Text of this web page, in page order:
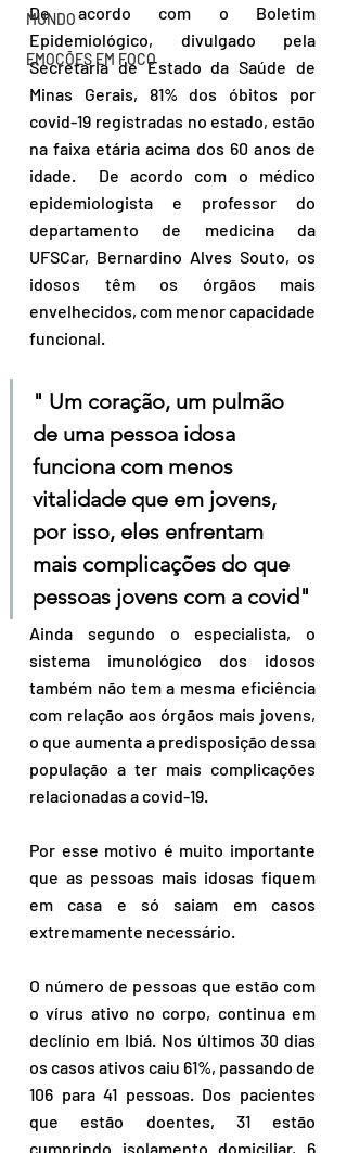
MUNDO
EMOÇÕES EM FOCO
De acordo com o Boletim
Epidemiológico, divulgado pela
Secretaria de Estado da Saúde de
Minas Gerais, 81% dos óbitos por
covid-19 registradas no estado, estão
na faixa etária acima dos 60 anos de
idade.  De acordo com o médico
epidemiologista e professor do
departamento de medicina da
UFSCar, Bernardino Alves Souto, os
idosos têm os órgãos mais
envelhecidos, com menor capacidade
funcional.
" Um coração, um pulmão
de uma pessoa idosa
funciona com menos
vitalidade que em jovens,
por isso, eles enfrentam
mais complicações do que
pessoas jovens com a covid"
Ainda segundo o especialista, o
sistema imunológico dos idosos
também não tem a mesma eficiência
com relação aos órgãos mais jovens,
o que aumenta a predisposição dessa
população a ter mais complicações
relacionadas a covid-19.
Por esse motivo é muito importante
que as pessoas mais idosas fiquem
em casa e só saiam em casos
extremamente necessário.
O número de pessoas que estão com
o vírus ativo no corpo, continua em
declínio em Ibiá. Nos últimos 30 dias
os casos ativos caiu 61%, passando de
106 para 41 pessoas. Dos pacientes
que estão doentes, 31 estão
cumprindo isolamento domiciliar, 6